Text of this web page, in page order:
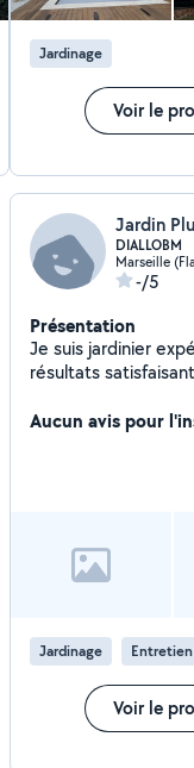
Jardinage
Voir le
Jardin
DIALLOBM
Marseille
-/5
Présentation
Je suis jardinier
résultats
Aucun avis pour
Jardinage
Voir le